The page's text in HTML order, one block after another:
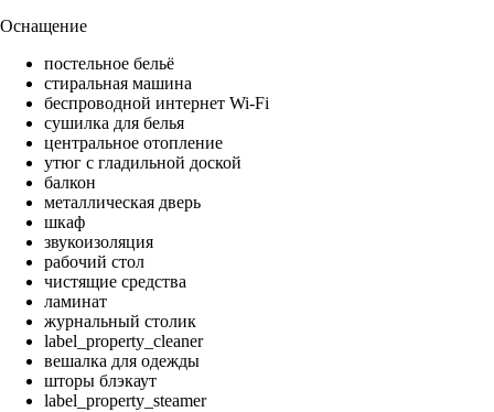
Оснащение
постельное бельё
стиральная машина
беспроводной интернет Wi-Fi
сушилка для белья
центральное отопление
утюг с гладильной доской
балкон
металлическая дверь
шкаф
звукоизоляция
рабочий стол
чистящие средства
ламинат
журнальный столик
label_property_cleaner
вешалка для одежды
шторы блэкаут
label_property_steamer